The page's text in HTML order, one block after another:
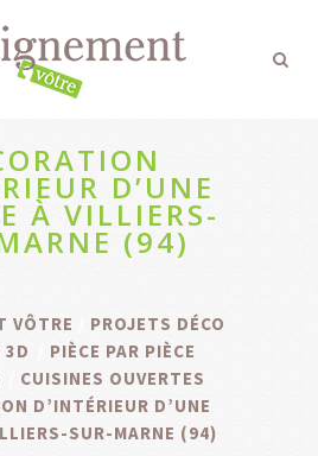
D’UNE
À VILLIERS-
(94)
VÔTRE
PROJETS DÉCO
3D
PIÈCE PAR PIÈCE
CUISINES OUVERTES
D’INTÉRIEUR D’UNE
SUR-MARNE (94)